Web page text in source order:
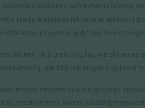
krešėjimo sutrikimams būdingi
kraujo krešėjimo faktoriai ar atliekami
konsultuojantis gydytojas
dėl tam tikrų gretutinių ligų yra
gali būti reikalingas reguliarus
rekomenduotina gydytojo
medikamento laikino sustabdymo/